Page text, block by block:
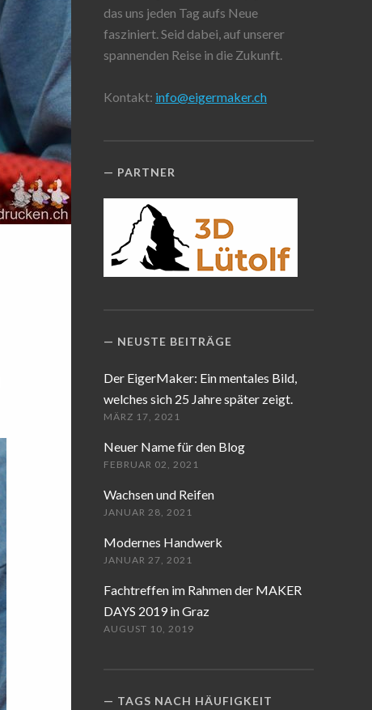
das uns jeden Tag aufs Neue
fasziniert. Seid dabei, auf unserer
spannenden Reise in die Zukunft.
Kontakt: info@eigermaker.ch
PARTNER
NEUSTE BEITRÄGE
Der EigerMaker: Ein mentales Bild,
welches sich 25 Jahre später zeigt.
MÄRZ 17, 2021
Neuer Name für den Blog
FEBRUAR 02, 2021
Wachsen und Reifen
JANUAR 28, 2021
Modernes Handwerk
JANUAR 27, 2021
Fachtreffen im Rahmen der MAKER
DAYS 2019 in Graz
AUGUST 10, 2019
TAGS NACH HÄUFIGKEIT